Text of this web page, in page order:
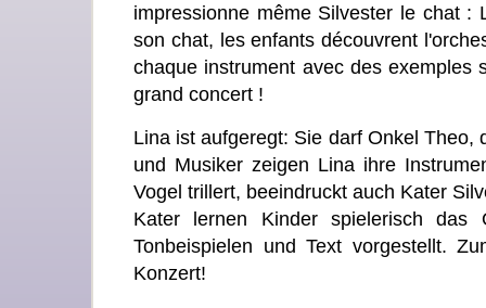
impressionne même Silvester le chat :
son chat, les enfants découvrent
chaque instrument avec des exemples
grand concert !
Lina ist aufgeregt: Sie darf Onkel Theo,
und Musiker zeigen Lina ihre
Vogel trillert, beeindruckt auch Kater
Kater lernen Kinder spielerisch das
Tonbeispielen und Text vorgestellt.
Konzert!